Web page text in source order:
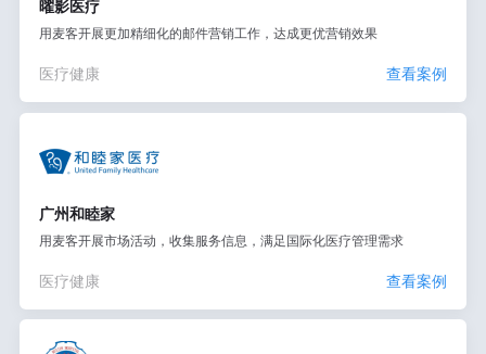
曜影医疗
用麦客开展更加精细化的邮件营销工作，达成更优营销效果
医疗健康 查看案例
广州和睦家
用麦客开展市场活动，收集服务信息，满足国际化医疗管理需求
医疗健康 查看案例